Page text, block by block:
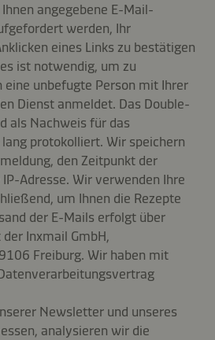
angegebene E-Mail-
werden, Ihr
eines Links zu bestätigen
ist notwendig, um zu
eine unbefugte Person mit Ihrer
Dienst anmeldet. Das Double-
als Nachweis für das
protokolliert. Wir speichern
den Zeitpunkt der
Adresse. Wir verwenden Ihre
um Ihnen die Rezepte
der E-Mails erfolgt über
Inxmail GmbH,
Freiburg. Wir haben mit
Newsletter und unseres
analysieren wir die